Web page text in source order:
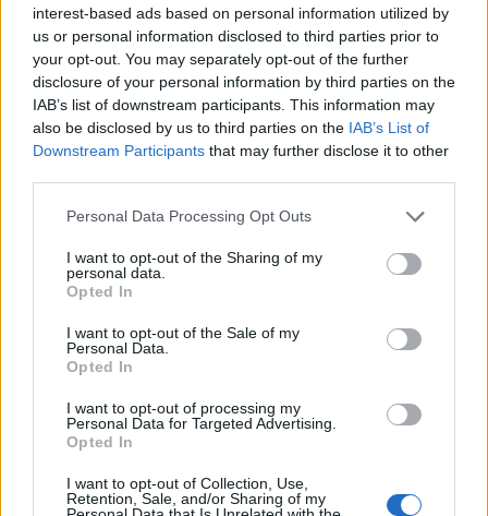
interest-based ads based on personal information utilized by
us or personal information disclosed to third parties prior to
your opt-out. You may separately opt-out of the further
disclosure of your personal information by third parties on the
IAB’s list of downstream participants. This information may
also be disclosed by us to third parties on the IAB’s List of
Downstream Participants that may further disclose it to other
Please note that this website/app uses one or more Google
not limited to your visit or usage behaviour. You may click to
grant or deny consent to Google and its third-party tags to
use your data for below specified purposes in below Google
consent section.
Personal Data Processing Opt Outs
I want to opt-out of the Sharing of my
personal data.
Opted In
I want to opt-out of the Sale of my
Personal Data.
Opted In
I want to opt-out of processing my
Personal Data for Targeted Advertising.
Opted In
I want to opt-out of Collection, Use,
Retention, Sale, and/or Sharing of my
ΡΟΗ ΕΙΔΗΣΕΩΝ
18:19
Χρηματιστήριο: Οι 2.600 μονάδες άντεξαν –
Ποιοι τίτλοι έδωσαν ώθηση και ποιοι
«φρέναραν»
UFO με αναφορές που προκαλούν ανατριχίλα
με αλεξίπτωτο πλαγιάς και έπεσε νεκρός στη
θάλασσα – Βίντεο
«Τώρα τα έχω χάσει όλα. Δεν με ειδοποίησαν.
Κάτι με τραβούσε στην καρδιά μου»,
συγκλονίζει ο άνδρας του οποίου σκοτώθηκαν
ΟΛΕΣ ΟΙ ΕΙΔΗΣΕΙΣ